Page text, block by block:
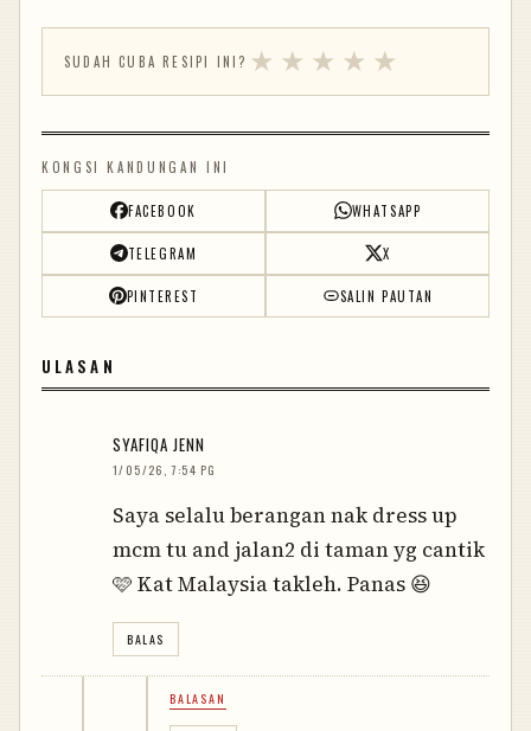
SUDAH CUBA RESIPI INI? ★ ★ ★ ★ ★
KONGSI KANDUNGAN INI
FACEBOOK WHATSAPP
TELEGRAM X
PINTEREST SALIN PAUTAN
ULASAN
SYAFIQA JENN
1/05/26, 7:54 PG
Saya selalu berangan nak dress up
mcm tu and jalan2 di taman yg cantik
🩷 Kat Malaysia takleh. Panas 😆
BALAS
BALASAN